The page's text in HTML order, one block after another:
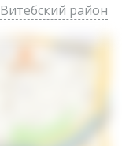
Витебский район